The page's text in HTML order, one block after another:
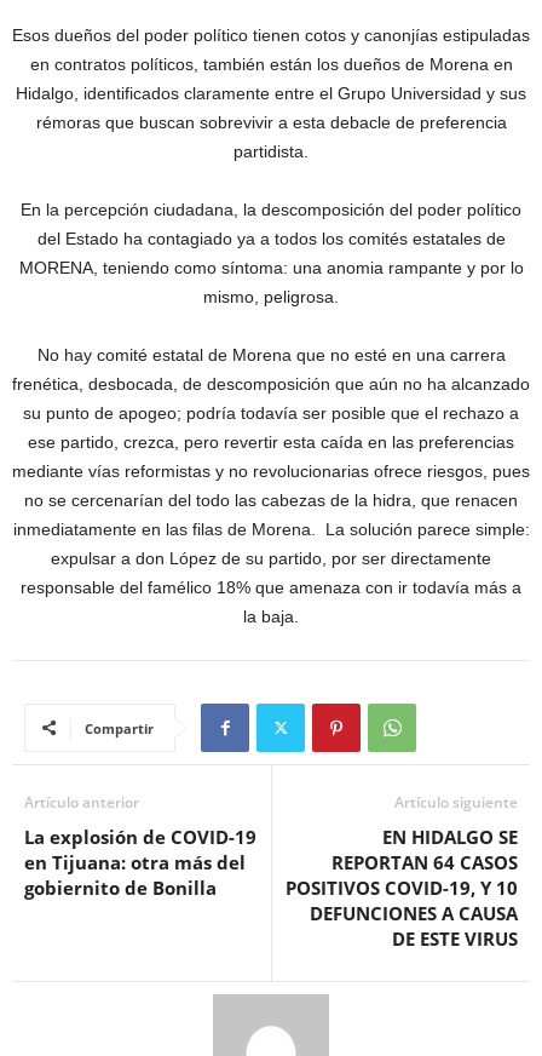
Esos dueños del poder político tienen cotos y canonjías estipuladas
en contratos políticos, también están los dueños de Morena en
Hidalgo, identificados claramente entre el Grupo Universidad y sus
rémoras que buscan sobrevivir a esta debacle de preferencia
partidista.
En la percepción ciudadana, la descomposición del poder político
del Estado ha contagiado ya a todos los comités estatales de
MORENA, teniendo como síntoma: una anomia rampante y por lo
mismo, peligrosa.
No hay comité estatal de Morena que no esté en una carrera
frenética, desbocada, de descomposición que aún no ha alcanzado
su punto de apogeo; podría todavía ser posible que el rechazo a
ese partido, crezca, pero revertir esta caída en las preferencias
mediante vías reformistas y no revolucionarias ofrece riesgos, pues
no se cercenarían del todo las cabezas de la hidra, que renacen
inmediatamente en las filas de Morena. La solución parece simple:
expulsar a don López de su partido, por ser directamente
responsable del famélico 18% que amenaza con ir todavía más a
la baja.
Compartir
Artículo anterior
La explosión de COVID-19
en Tijuana: otra más del
gobiernito de Bonilla
Artículo siguiente
EN HIDALGO SE
REPORTAN 64 CASOS
POSITIVOS COVID-19, Y 10
DEFUNCIONES A CAUSA
DE ESTE VIRUS